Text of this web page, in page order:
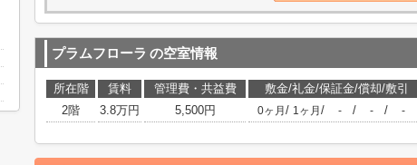
プラムフローラ の空室情報
所在階 賃料 管理費・共益費 敷金/礼金/保証金/償却/敷引
2階
3.8万円 5,500円 0ヶ月 / 1ヶ月 / - / - / -